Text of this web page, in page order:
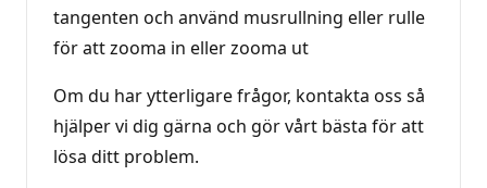
tangenten och använd musrullning eller rulle
för att zooma in eller zooma ut
Om du har ytterligare frågor, kontakta oss så
hjälper vi dig gärna och gör vårt bästa för att
lösa ditt problem.